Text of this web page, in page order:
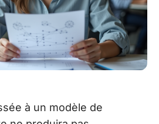
à un modèle de